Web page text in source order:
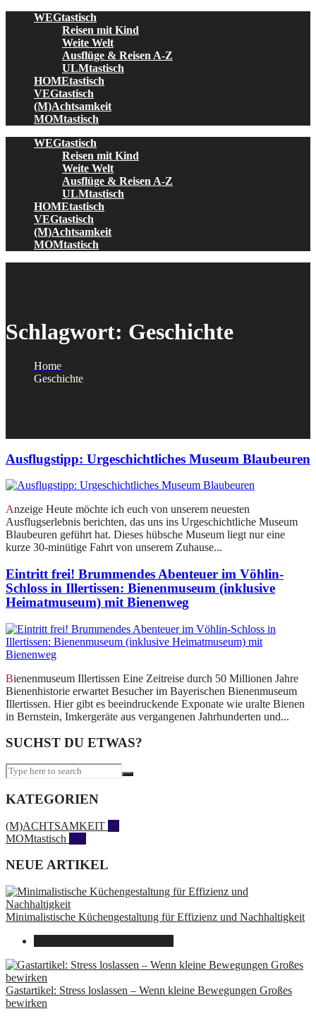
WEGtastisch
Reisen mit Kind
Weite Welt
Ausflüge & Reisen A-Z
ULMtastisch
HOMEtastisch
VEGtastisch
(M)Achtsamkeit
MOMtastisch
WEGtastisch
Reisen mit Kind
Weite Welt
Ausflüge & Reisen A-Z
ULMtastisch
HOMEtastisch
VEGtastisch
(M)Achtsamkeit
MOMtastisch
Schlagwort: Geschichte
Home
Geschichte
Ausflugstipp: Urgeschichtliches Museum Blaubeuren
Anzeige Heute möchte ich euch von unserem neuesten
Ausflugserlebnis berichten, das uns ins Urgeschichtliche Museum
Blaubeuren geführt hat. Dieses hübsche Museum liegt nur eine
kurze 30-minütige Fahrt von unserem Zuhause...
Eintritt frei! Brummendes Abenteuer im Vöhlin-
Schloss in Illertissen: Bienenmuseum (inklusive
Heimatmuseum) mit Bienenweg
Bienenmuseum Illertissen Eine Zeitreise durch 50 Millionen Jahre
Bienenhistorie erwartet Besucher im Bayerischen Bienenmuseum
Illertissen. Hier gibt es beeindruckende Exponate wie uralte Bienen
in Bernstein, Imkergeräte aus vergangenen Jahrhunderten und...
SUCHST DU ETWAS?
KATEGORIEN
(M)ACHTSAMKEIT 28
MOMtastisch 328
NEUE ARTIKEL
Minimalistische Küchengestaltung für Effizienz und Nachhaltigkeit
Gastartikel: Stress loslassen – Wenn kleine Bewegungen Großes
bewirken